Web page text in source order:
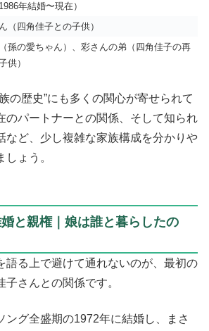
年結婚〜現在）
（四角佳子との子供）
孫の愛ちゃん）、彩さんの弟（四角佳子の再
供）
の歴史”にも多くの関心が寄せられて
のパートナーとの関係、そして知られ
など、少し複雑な家族構成を分かりや
ょう。
と親権｜娘は誰と暮らしたの
語る上で避けて通れないのが、最初の
さんとの関係です。
ング全盛期の1972年に結婚し、まさ